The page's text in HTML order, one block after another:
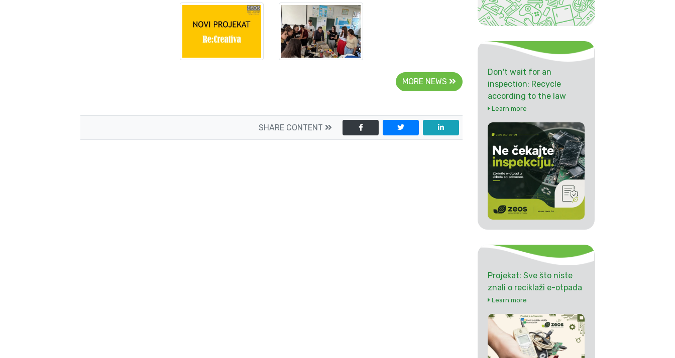
MORE NEWS
SHARE CONTENT
Don't wait for an
inspection: Recycle
according to the law
Learn more
Projekat: Sve što niste
znali o reciklaži e-otpada
Learn more